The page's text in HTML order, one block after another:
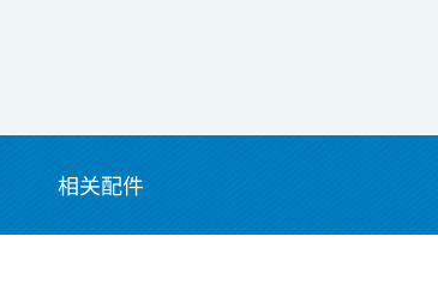
相关配件